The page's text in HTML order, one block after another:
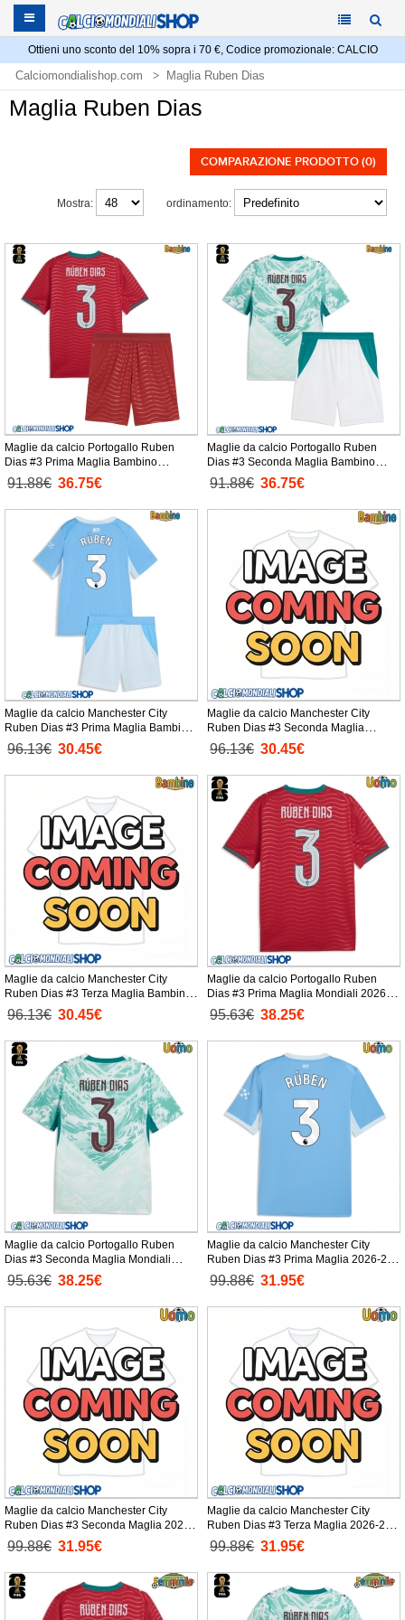
Ottieni uno sconto del 10% sopra i 70 €, Codice promozionale: CALCIO
Calciomondialishop.com Maglia Ruben Dias
Maglia Ruben Dias
COMPARAZIONE PRODOTTO (0)
ordinamento:
Mostra:
Maglie da calcio Portogallo Ruben
Dias #3 Prima Maglia Bambino
Mondiali 2026 Manica Corta +
Pantaloni corti)
91.88€ 36.75€
Maglie da calcio Portogallo Ruben
Dias #3 Seconda Maglia Bambino
Mondiali 2026 Manica Corta +
Pantaloni corti)
91.88€ 36.75€
Maglie da calcio Manchester City
Ruben Dias #3 Prima Maglia Bambino
2026-27 Manica Corta + Pantaloni
corti)
96.13€ 30.45€
Maglie da calcio Manchester City
Ruben Dias #3 Seconda Maglia
Bambino 2026-27 Manica Corta +
Pantaloni corti)
96.13€ 30.45€
Maglie da calcio Manchester City
Ruben Dias #3 Terza Maglia Bambino
2026-27 Manica Corta + Pantaloni
corti)
96.13€ 30.45€
Maglie da calcio Portogallo Ruben
Dias #3 Prima Maglia Mondiali 2026
Manica Corta
95.63€ 38.25€
Maglie da calcio Portogallo Ruben
Dias #3 Seconda Maglia Mondiali
2026 Manica Corta
95.63€ 38.25€
Maglie da calcio Manchester City
Ruben Dias #3 Prima Maglia 2026-27
Manica Corta
99.88€ 31.95€
Maglie da calcio Manchester City
Ruben Dias #3 Seconda Maglia 2026-
27 Manica Corta
99.88€ 31.95€
Maglie da calcio Manchester City
Ruben Dias #3 Terza Maglia 2026-27
Manica Corta
99.88€ 31.95€